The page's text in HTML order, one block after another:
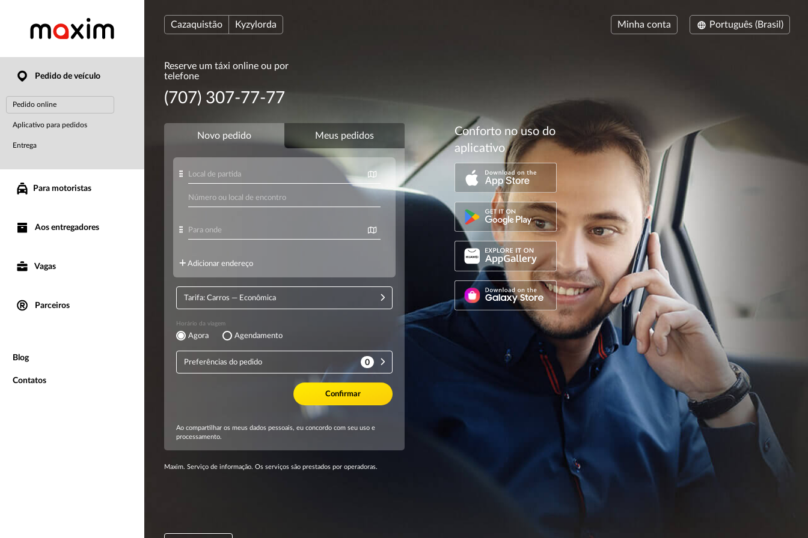
Pedido de veículo
Pedido online
Aplicativo para pedidos
Entrega
Para motoristas
Aos entregadores
Vagas
Parceiros
Blog
Contatos
Cazaquistão Kyzylorda Minha conta Português (Brasil)
Reserve um táxi online ou por
telefone
(707) 307-77-77
Maxim. Serviço de informação. Os serviços são prestados por operadoras.
Conforto no uso do
aplicativo